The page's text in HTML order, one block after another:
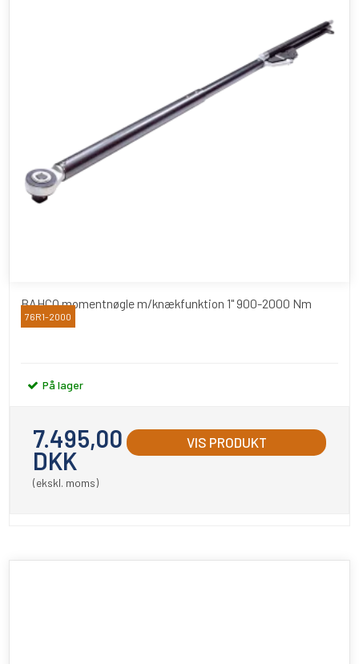
BAHCO momentnøgle m/knækfunktion 1" 900-2000 Nm
Bahco
76R1-2000
På lager
7.495,00
DKK
(ekskl. moms)
VIS PRODUKT